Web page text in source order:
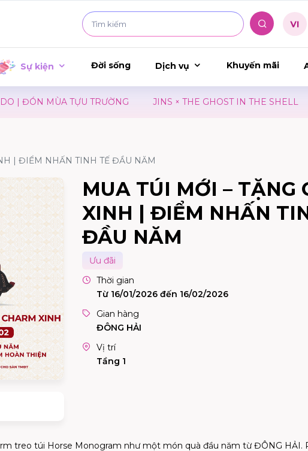
Sự kiện Đời sống Dịch vụ Khuyến mãi
| ĐÓN MÙA TỰU TRƯỜNG JINS × THE GHOST IN THE SHELL
| ĐIỂM NHẤN TINH TẾ ĐẦU NĂM
MUA TÚI MỚI – TẶNG
XINH | ĐIỂM NHẤN
ĐẦU NĂM
Ưu đãi
Thời gian
Từ 16/01/2026 đến 16/02/2026
Gian hàng
ĐÔNG HẢI
Vị trí
Tầng 1
treo túi Horse Monogram như một món quà đầu năm từ ĐÔNG HẢI.